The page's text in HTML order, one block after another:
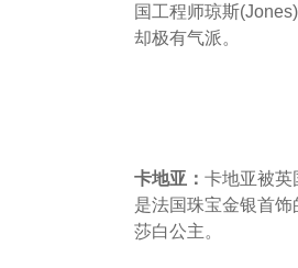
国工程师琼斯
却极有气派。
卡地亚： 卡地亚被英
是法国珠宝金银首
莎白公主。